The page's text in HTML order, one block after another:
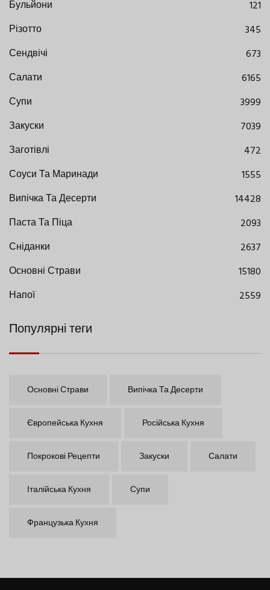
Бульйони
121
Різотто
345
Сендвічі
673
Салати
6165
Супи
3999
Закуски
7039
Заготівлі
472
Соуси Та Маринади
1555
Випічка Та Десерти
14428
Паста Та Піца
2093
Сніданки
2637
Основні Страви
15180
Напої
2559
Популярні теги
Основні Страви Випічка Та Десерти
Європейська Кухня Російська Кухня
Покрокові Рецепти Закуски Салати
Італійська Кухня Супи
Французька Кухня